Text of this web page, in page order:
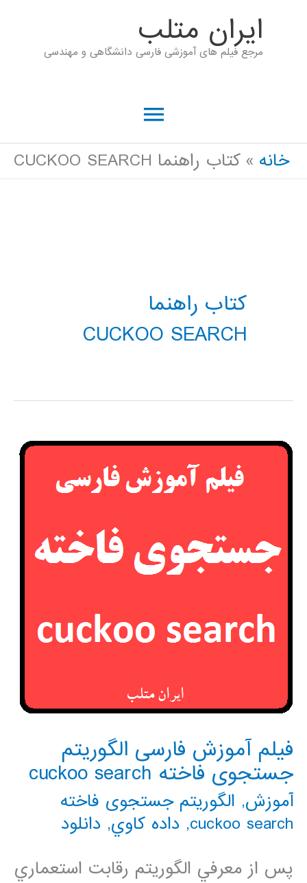
ايران متلب
مرجع فیلم های آموزشی فارسی دانشگاهی و مهندسی
فهرست
اصلی
خانه کتاب راهنما CUCKOO SEARCH
کتاب راهنما
CUCKOO SEARCH
فیلم آموزش فارسی الگوریتم
جستجوی فاخته cuckoo search
آموزش, الگوریتم جستجوی فاخته
cuckoo search
, داده كاوي, دانلود
پس از معرفي الگوريتم رقابت استعماري